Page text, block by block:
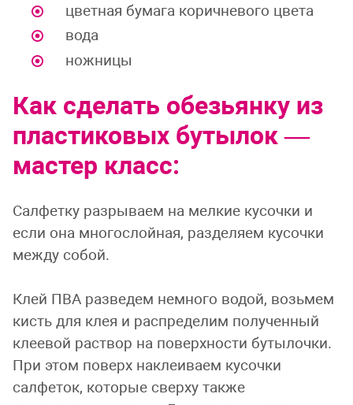
цветная бумага коричневого цвета
вода
ножницы
Как сделать обезьянку из
пластиковых бутылок —
мастер класс:
Салфетку разрываем на мелкие кусочки и
если она многослойная, разделяем кусочки
между собой.
Клей ПВА разведем немного водой, возьмем
кисть для клея и распределим полученный
клеевой раствор на поверхности бутылочки.
При этом поверх наклеиваем кусочки
салфеток, которые сверху также